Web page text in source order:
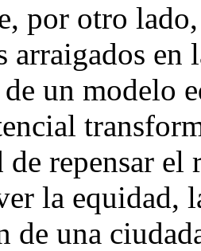
por otro
arraigados
de un modelo
de repensar
la equidad,
de una